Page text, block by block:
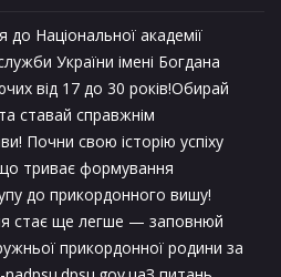
Національної академії
України імені Богдана
від 17 до 30 років!Обирай
ставай справжнім
Почни свою історію успіху
триває формування
до прикордонного вишу!
стає ще легше — заповнюй
прикордонної родини за